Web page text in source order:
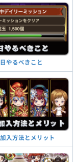
やるべきこと
入方法とメリット